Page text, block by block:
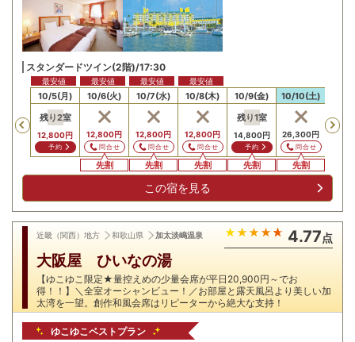
スタンダードツイン(2階)/17:30
Previous
10/5(月)
残り2室
12,800円
予約
最安値
10/6(火)
12,800円
問合せ
先割
最安値
10/7(水)
12,800円
問合せ
先割
最安値
10/8(木)
12,800円
問合せ
先割
最安値
10/9(金)
残り1室
14,800円
予約
先割
10/10(土)
26,300円
問合せ
先割
残り
この宿を見る
近畿（関西）地方 和歌山県 加太淡嶋温泉 4.77点
大阪屋 ひいなの湯
【ゆこゆこ限定★量控えめの少量会席が平日20,900円～でお
得！！】＼全室オーシャンビュー！／お部屋と露天風呂より美しい加
太湾を一望。創作和風会席はリピーターから絶大な支持！
ゆこゆこベストプラン